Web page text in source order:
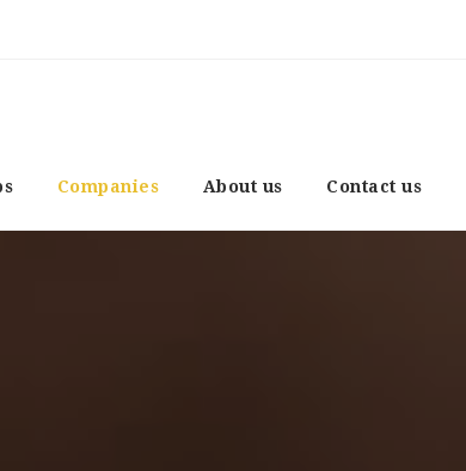
Companies About us Contact us